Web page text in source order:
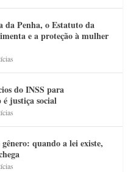
da Penha, o Estatuto da
e a proteção à mulher
do INSS para
é justiça social
quando a lei existe,